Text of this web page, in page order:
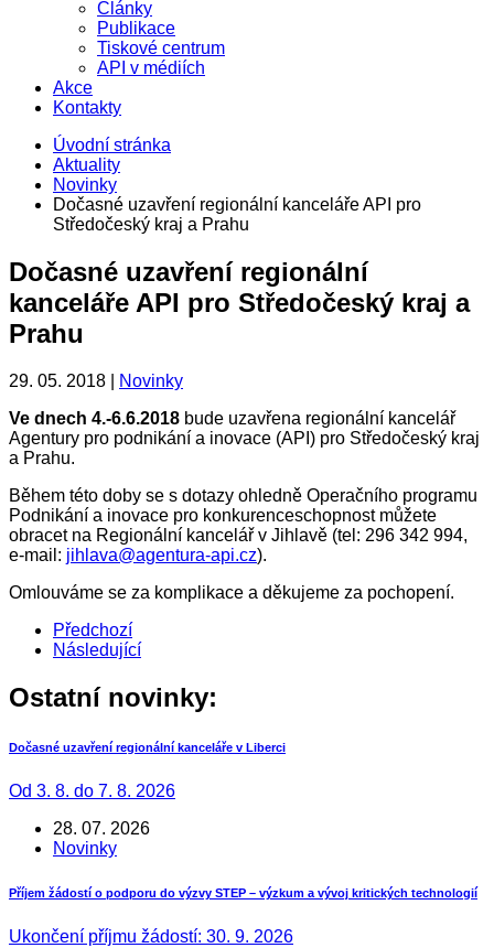
Články
Publikace
Tiskové centrum
API v médiích
Akce
Kontakty
Úvodní stránka
Aktuality
Novinky
Dočasné uzavření regionální kanceláře API pro
Středočeský kraj a Prahu
Dočasné uzavření regionální
kanceláře API pro Středočeský kraj a
Prahu
29. 05. 2018 |
Novinky
Ve dnech 4.-6.6.2018 bude uzavřena regionální kancelář
Agentury pro podnikání a inovace (API) pro Středočeský kraj
a Prahu.
Během této doby se s dotazy ohledně Operačního programu
Podnikání a inovace pro konkurenceschopnost můžete
obracet na Regionální kancelář v Jihlavě (tel: 296 342 994,
e-mail: jihlava@agentura-api.cz).
Omlouváme se za komplikace a děkujeme za pochopení.
Předchozí
Následující
Ostatní novinky:
Dočasné uzavření regionální kanceláře v Liberci
Od 3. 8. do 7. 8. 2026
28. 07. 2026
Novinky
Příjem žádostí o podporu do výzvy STEP – výzkum a vývoj kritických technologií
Ukončení příjmu žádostí: 30. 9. 2026